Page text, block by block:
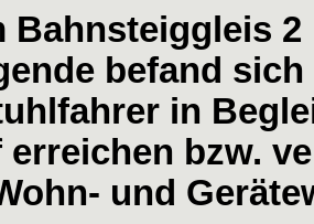
Bahnsteiggleis
befand
in
erreichen bzw.
und